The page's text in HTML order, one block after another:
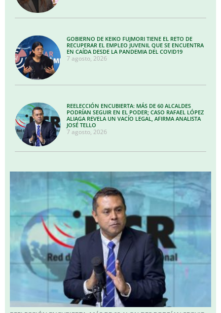
GOBIERNO DE KEIKO FUJMORI TIENE EL RETO DE
RECUPERAR EL EMPLEO JUVENIL QUE SE ENCUENTRA
EN CAÍDA DESDE LA PANDEMIA DEL COVID19
7 agosto, 2026
REELECCIÓN ENCUBIERTA: MÁS DE 60 ALCALDES
PODRÍAN SEGUIR EN EL PODER; CASO RAFAEL LÓPEZ
ALIAGA REVELA UN VACÍO LEGAL, AFIRMA ANALISTA
JOSÉ TELLO
7 agosto, 2026